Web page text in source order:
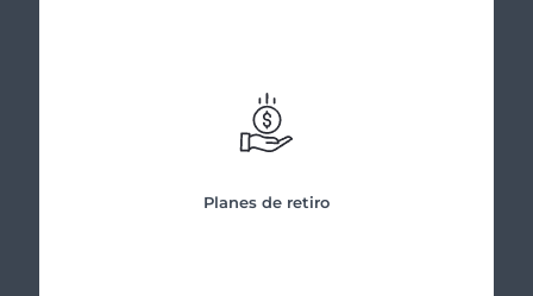
Planes de retiro